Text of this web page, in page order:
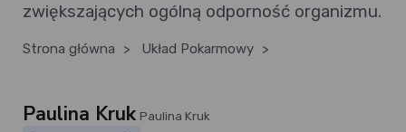
zwiększających ogólną odporność organizmu.
Strona główna > Układ Pokarmowy >
Paulina Kruk Paulina Kruk